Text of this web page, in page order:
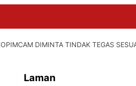
DIMINTA TINDAK TEGAS
Laman